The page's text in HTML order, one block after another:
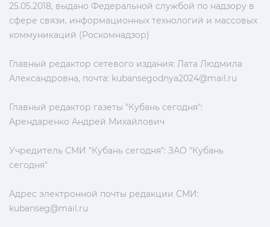
25.05.2018, выдано Федеральной службой по надзору в
сфере связи, информационных технологий и массовых
коммуникаций (Роскомнадзор)
Главный редактор сетевого издания: Лата Людмила
Александровна, почта: kubansegodnya2024@mail.ru
Главный редактор газеты "Кубань сегодня":
Арендаренко Андрей Михайлович
Учредитель СМИ "Кубань сегодня": ЗАО "Кубань
сегодня"
Адрес электронной почты редакции СМИ:
kubanseg@mail.ru